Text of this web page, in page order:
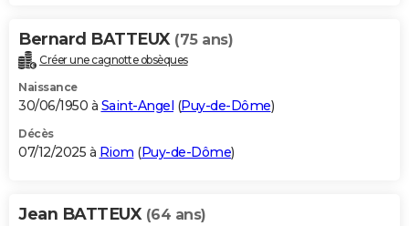
Bernard BATTEUX (75 ans)
Créer une cagnotte obsèques
Naissance
30/06/1950 à Saint-Angel (Puy-de-Dôme)
Décès
07/12/2025 à Riom (Puy-de-Dôme)
Jean BATTEUX (64 ans)